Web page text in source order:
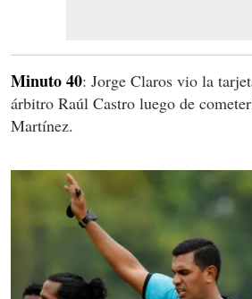
Minuto 40: Jorge Claros vio la
árbitro Raúl Castro luego de
Martínez.